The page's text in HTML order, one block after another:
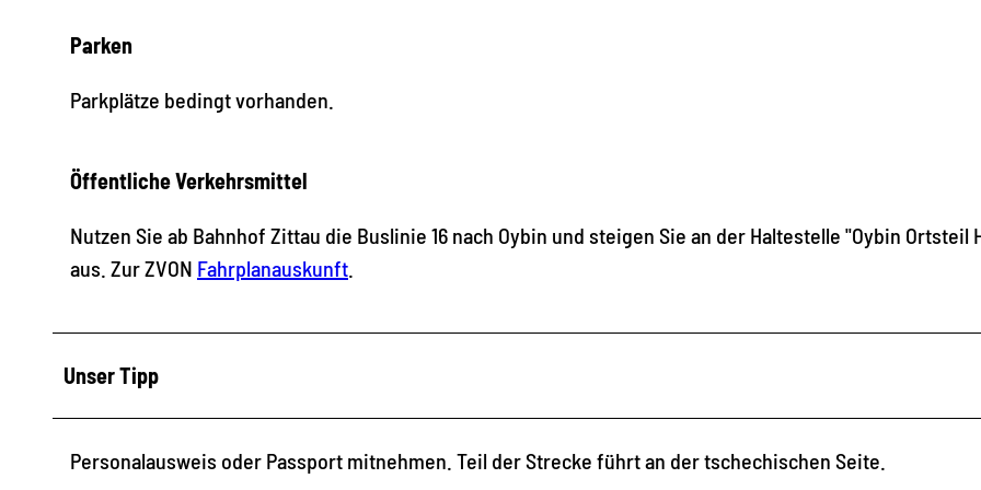
Parken
Parkplätze bedingt vorhanden.
Öffentliche Verkehrsmittel
Nutzen Sie ab Bahnhof Zittau die Buslinie 16 nach Oybin und steigen Sie an der Haltestelle "Oybin Ortsteil
aus. Zur ZVON Fahrplanauskunft
Unser Tipp
Personalausweis oder Passport mitnehmen. Teil der Strecke führt an der tschechischen Seite.